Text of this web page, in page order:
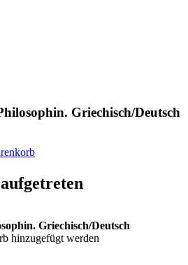
Griechisch/Deutsch
Griechisch/Deutsch
hinzugefügt werden